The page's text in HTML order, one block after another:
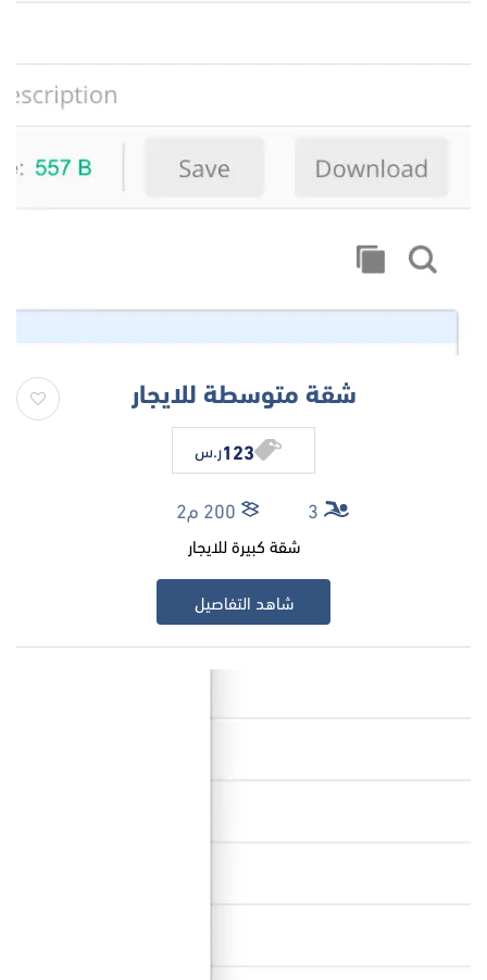
شقة متوسطة للايجار
123ر.س
3 200 م2
شقة كبيرة للايجار
شاهد التفاصيل